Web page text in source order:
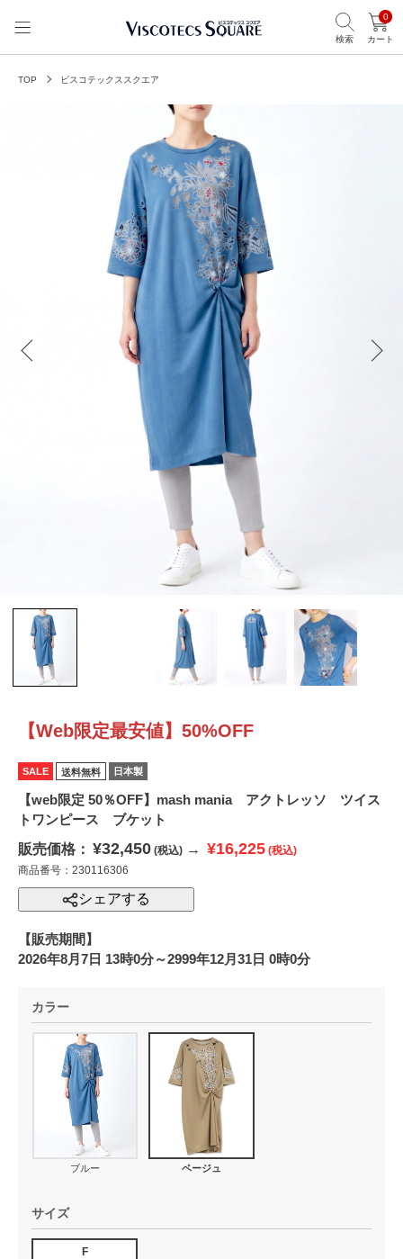
検索
0
カート
TOP ビスコテックススクエア
【Web限定最安値】50%OFF
SALE 送料無料 日本製
【web限定 50％OFF】mash mania アクトレッソ ツイス
トワンピース ブケット
販売価格： ¥32,450 (税込) → ¥16,225 (税込)
商品番号：230116306
シェアする
【販売期間】
2026年8月7日 13時0分～2999年12月31日 0時0分
カラー
ブルー ベージュ
サイズ
F